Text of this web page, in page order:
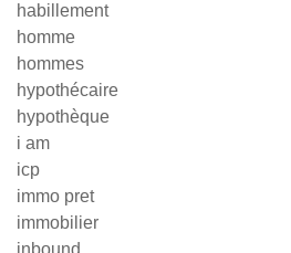
habillement
homme
hommes
hypothécaire
hypothèque
i am
icp
immo pret
immobilier
inbound